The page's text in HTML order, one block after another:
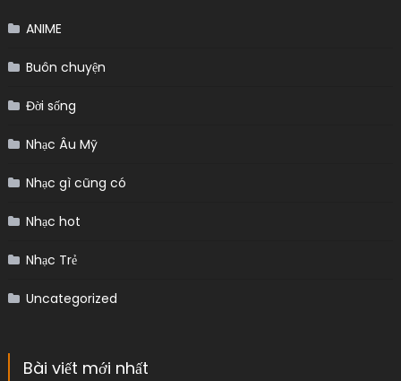
ANIME
Buôn chuyện
Đời sống
Nhạc Âu Mỹ
Nhạc gì cũng có
Nhạc hot
Nhạc Trẻ
Uncategorized
Bài viết mới nhất